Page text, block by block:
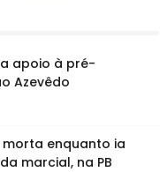
apoio à pré-
Azevêdo
morta enquanto ia
marcial, na PB